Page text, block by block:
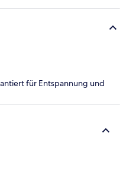
für Entspannung und